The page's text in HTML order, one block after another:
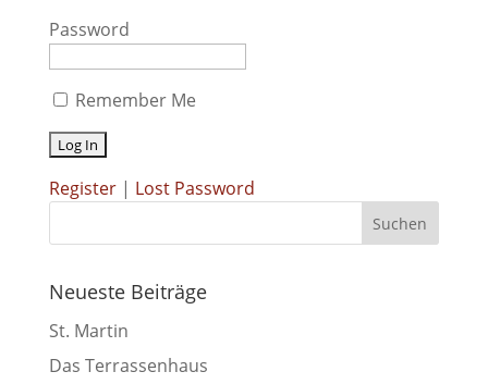
Password
Remember Me
Register| Lost Password
Neueste Beiträge
St. Martin
Das Terrassenhaus